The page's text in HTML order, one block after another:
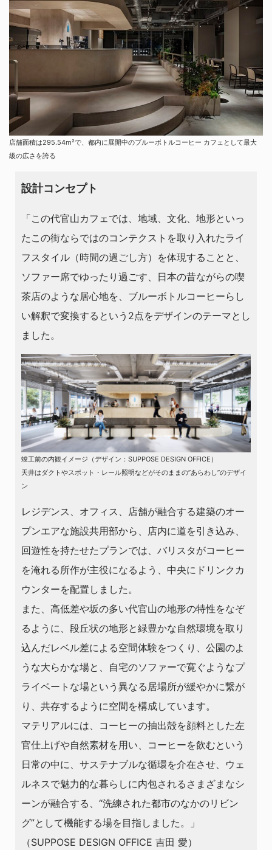
店舗面積は295.54m²で、都内に展開中のブルーボトルコーヒー カフェとして最大
級の広さを誇る
設計コンセプト
「この代官山カフェでは、地域、文化、地形といっ
たこの街ならではのコンテクストを取り入れたライ
フスタイル（時間の過ごし方）を体現することと、
ソファー席でゆったり過ごす、日本の昔ながらの喫
茶店のような居心地を、ブルーボトルコーヒーらし
い解釈で変換するという2点をデザインのテーマとし
ました。
竣工前の内観イメージ（デザイン：SUPPOSE DESIGN OFFICE）
天井はダクトやスポット・レール照明などがそのままの”あらわし”のデザイ
ン
レジデンス、オフィス、店舗が融合する建築のオー
プンエアな施設共用部から、店内に道を引き込み、
回遊性を持たせたプランでは、バリスタがコーヒー
を淹れる所作が主役になるよう、中央にドリンクカ
ウンターを配置しました。
また、高低差や坂の多い代官山の地形の特性をなぞ
るように、段丘状の地形と緑豊かな自然環境を取り
込んだレベル差による空間体験をつくり、公園のよ
うな大らかな場と、自宅のソファーで寛ぐようなプ
ライベートな場という異なる居場所が緩やかに繋が
り、共存するように空間を構成しています。
マテリアルには、コーヒーの抽出殻を顔料とした左
官仕上げや自然素材を用い、コーヒーを飲むという
日常の中に、サステナブルな循環を介在させ、ウェ
ルネスで魅力的な暮らしに内包されるさまざまなシ
ーンが融合する、“洗練された都市のなかのリビン
グ”として機能する場を目指しました。」
（SUPPOSE DESIGN OFFICE 吉田 愛）